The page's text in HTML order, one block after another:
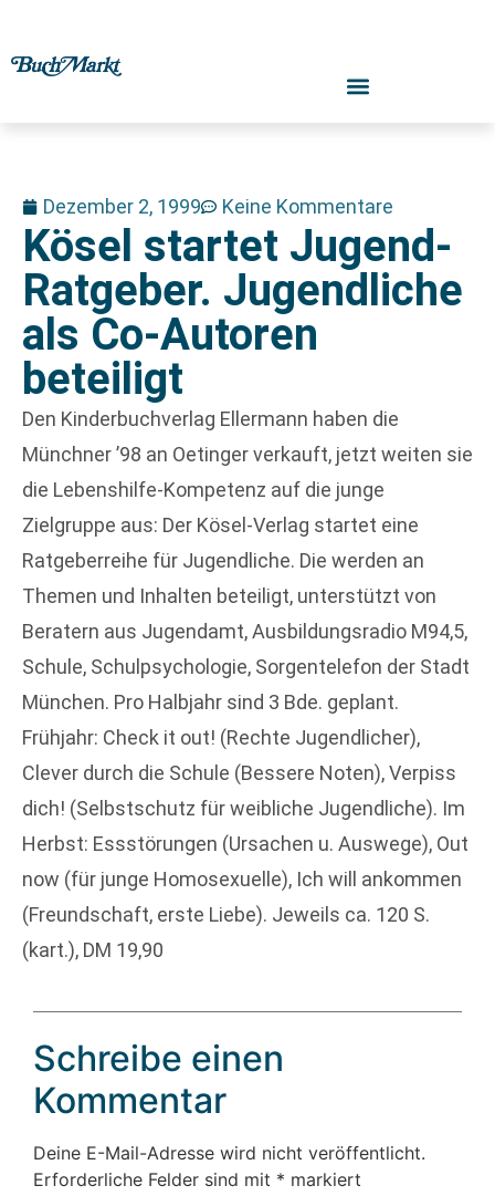
Dezember 2, 1999 Keine Kommentare
Kösel startet Jugend-
Ratgeber. Jugendliche
als Co-Autoren
beteiligt
Den Kinderbuchverlag Ellermann haben die
Münchner ’98 an Oetinger verkauft, jetzt weiten sie
die Lebenshilfe-Kompetenz auf die junge
Zielgruppe aus: Der Kösel-Verlag startet eine
Ratgeberreihe für Jugendliche. Die werden an
Themen und Inhalten beteiligt, unterstützt von
Beratern aus Jugendamt, Ausbildungsradio M94,5,
Schule, Schulpsychologie, Sorgentelefon der Stadt
München. Pro Halbjahr sind 3 Bde. geplant.
Frühjahr: Check it out! (Rechte Jugendlicher),
Clever durch die Schule (Bessere Noten), Verpiss
dich! (Selbstschutz für weibliche Jugendliche). Im
Herbst: Essstörungen (Ursachen u. Auswege), Out
now (für junge Homosexuelle), Ich will ankommen
(Freundschaft, erste Liebe). Jeweils ca. 120 S.
(kart.), DM 19,90
Schreibe einen
Kommentar
Deine E-Mail-Adresse wird nicht veröffentlicht.
Erforderliche Felder sind mit * markiert